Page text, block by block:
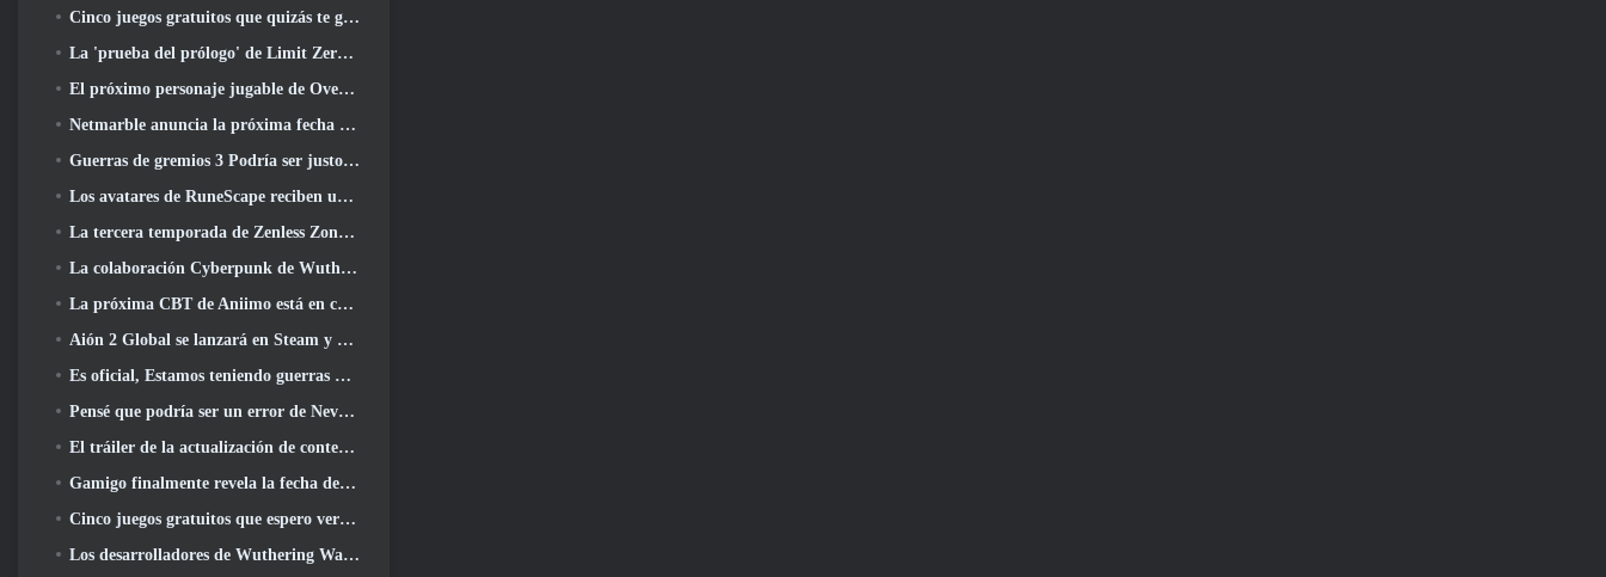
Cinco juegos gratuitos que quizás te guste probar durante el Bullet Fest
La 'prueba del prólogo' de Limit Zero Breakers comienza hoy
El próximo personaje jugable de Overwatch parece ser un jefe criminal cyborg con exceso de trabajo
Netmarble anuncia la próxima fecha de lanzamiento global de RF Online
Guerras de gremios 3 Podría ser justo lo que la industria de los MMO necesita ahora mismo
Los avatares de RuneScape reciben una revisión en la mayor actualización visual del juego en los últimos diez años
La tercera temporada de Zenless Zone Zero comienza con un viaje a una isla Bangboo en el cielo, Y a la plataforma Steam
La colaboración Cyberpunk de Wuthering Waves es exactamente lo que quiero de mis eventos cruzados de videojuegos
La próxima CBT de Aniimo está en camino... Y, Tenemos una ventana de lanzamiento oficial
Aión 2 Global se lanzará en Steam y Purple a finales de este año
Es oficial, Estamos teniendo guerras de gremios 3
Pensé que podría ser un error de Neverness To Everness tener el evento Porsche Collab Gacha tan temprano, Pero me equivoqué
El tráiler de la actualización de contenido final de Destiny 2 es un grito de guerra
Gamigo finalmente revela la fecha del regreso de Gloria Victis, ¿Sobrevivirá la segunda vez??
Cinco juegos gratuitos que espero ver durante el Summer Game Fest
Los desarrolladores de Wuthering Waves discuten la creación de la secuencia de batalla Lahai-Roi Mech